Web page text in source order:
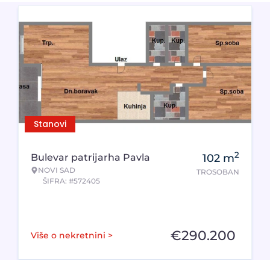
Stanovi
Bulevar patrijarha Pavla
NOVI SAD
ŠIFRA: #572405
102 m2
TROSOBAN
Više o nekretnini > €290.200